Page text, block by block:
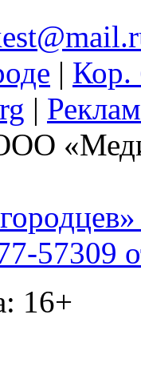
| Кор.
|
16+